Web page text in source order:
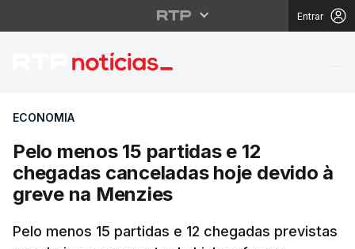
Entrar
Pelo menos 15
ECONOMIA
Pelo menos 15 partidas e 12
chegadas canceladas hoje devido à
greve na Menzies
Pelo menos 15 partidas e 12 chegadas previstas